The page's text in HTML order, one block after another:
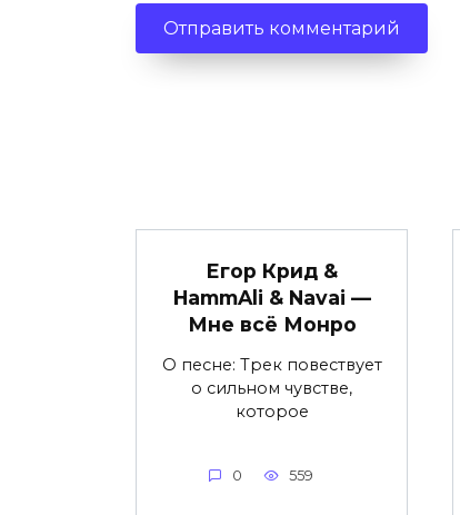
Егор Крид &
HammAli & Navai —
Мне всё Монро
О песне: Трек повествует
о сильном чувстве,
которое
0 559